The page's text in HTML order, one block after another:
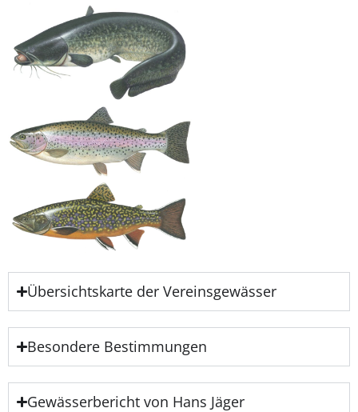
Übersichtskarte der Vereinsgewässer
Besondere Bestimmungen
Gewässerbericht von Hans Jäger